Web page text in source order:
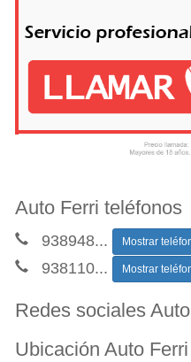
Auto Ferri teléfonos
938948... Mostrar
938110... Mostrar
Redes sociales
Ubicación Auto Ferri